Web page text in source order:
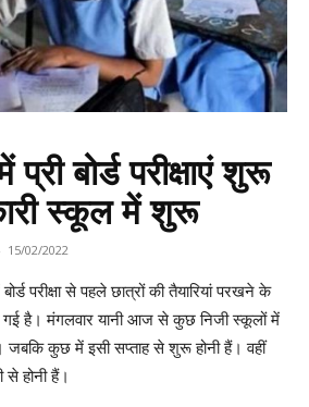
बोर्ड परीक्षाएं शुरू
स्कूल में शुरू
15/02/2022
परीक्षा से पहले छात्रों की तैयारियां परखने के
हो गई है। मंगलवार यानी आज से कुछ निजी स्कूलों में
जबकि कुछ में इसी सप्ताह से शुरू होनी हैं। वहीं
होनी हैं।